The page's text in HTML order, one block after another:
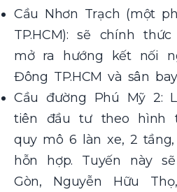
Cầu Nhơn Trạch (một
TP.HCM): sẽ chính
mở ra hướng kết nối
Đông TP.HCM và sân
Cầu đường Phú Mỹ 2:
tiên đầu tư theo hình
quy mô 6 làn xe, 2
hỗn hợp. Tuyến này
Gòn, Nguyễn Hữu